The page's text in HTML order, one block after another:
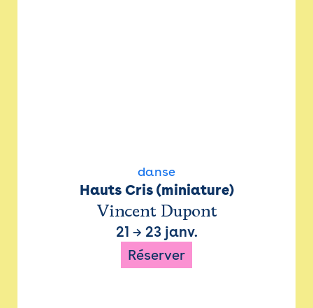
danse
Hauts Cris (miniature)
Vincent Dupont
21 → 23 janv.
Réserver